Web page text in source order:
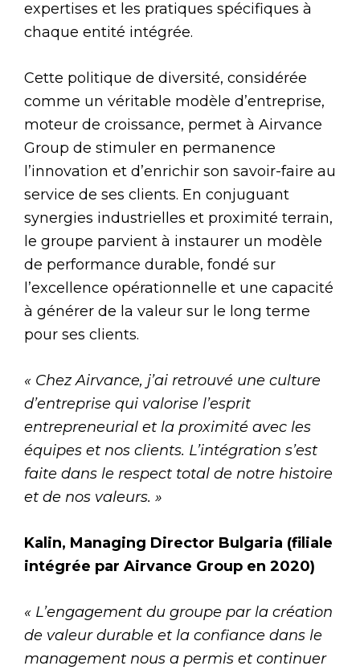
expertises et les pratiques spécifiques à
chaque entité intégrée.
Cette politique de diversité, considérée
comme un véritable modèle d’entreprise,
moteur de croissance, permet à Airvance
Group de stimuler en permanence
l’innovation et d’enrichir son savoir-faire au
service de ses clients. En conjuguant
synergies industrielles et proximité terrain,
le groupe parvient à instaurer un modèle
de performance durable, fondé sur
l’excellence opérationnelle et une capacité
à générer de la valeur sur le long terme
pour ses clients.
« Chez Airvance, j’ai retrouvé une culture
d’entreprise qui valorise l’esprit
entrepreneurial et la proximité avec les
équipes et nos clients. L’intégration s’est
faite dans le respect total de notre histoire
et de nos valeurs. »
Kalin, Managing Director Bulgaria (filiale
intégrée par Airvance Group en 2020)
« L’engagement du groupe par la création
de valeur durable et la confiance dans le
management nous a permis et continuer